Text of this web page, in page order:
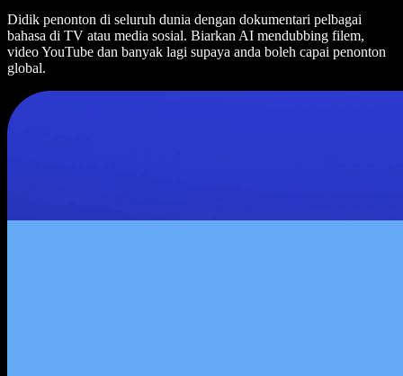
Didik penonton di seluruh dunia dengan dokumentari pelbagai
bahasa di TV atau media sosial. Biarkan AI mendubbing filem,
video YouTube dan banyak lagi supaya anda boleh capai penonton
global.